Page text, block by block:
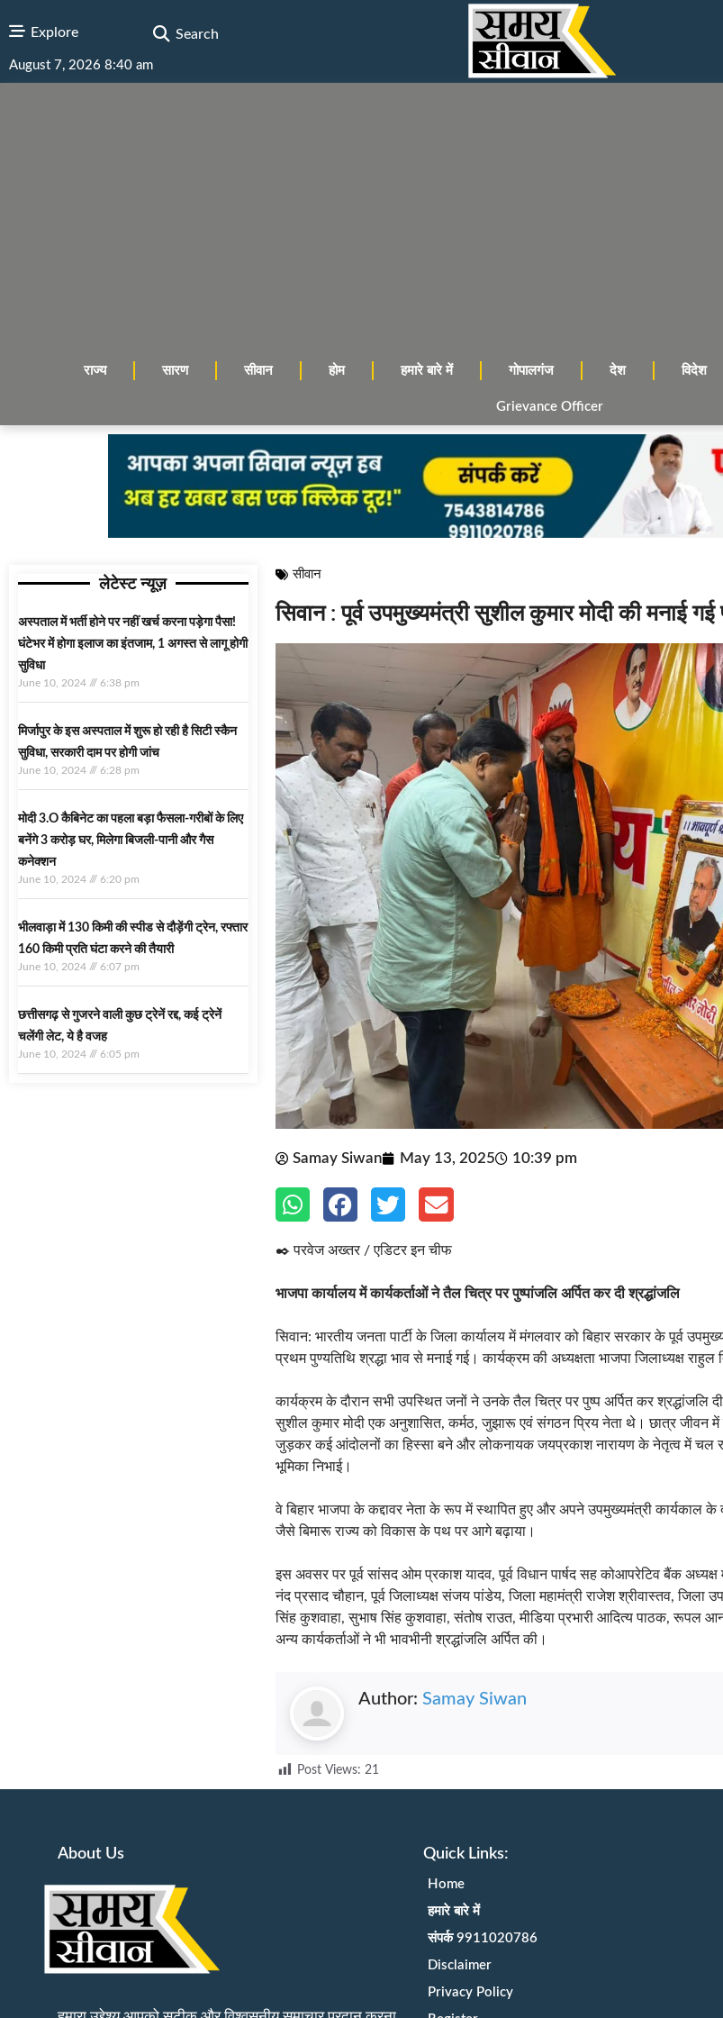
Explore Search
August 7, 2026 8:40 am
राज्य सारण सीवान होम हमारे बारे में गोपालगंज देश विदेश
Grievance Officer
लेटेस्ट न्यूज़
अस्‍पताल में भर्ती होने पर नहीं खर्च करना पड़ेगा पैसा!
घंटेभर में होगा इलाज का इंतजाम, 1 अगस्‍त से लागू होगी
सुविधा
June 10, 2024 6:38 pm
मिर्जापुर के इस अस्पताल में शुरू हो रही है सिटी स्कैन
सुविधा, सरकारी दाम पर होगी जांच
June 10, 2024 6:28 pm
मोदी 3.O कैबिनेट का पहला बड़ा फैसला-गरीबों के ल‍िए
बनेंगे 3 करोड़ घर, म‍िलेगा बिजली-पानी और गैस
कनेक्‍शन
June 10, 2024 6:20 pm
भीलवाड़ा में 130 किमी की स्पीड से दौड़ेंगी ट्रेन, रफ्तार
160 किमी प्रति घंटा करने की तैयारी
June 10, 2024 6:07 pm
छत्तीसगढ़ से गुजरने वाली कुछ ट्रेनें रद्द, कई ट्रेनें
चलेंगी लेट, ये है वजह
June 10, 2024 6:05 pm
सीवान
सिवान : पूर्व उपमुख्यमंत्री सुशील कुमार मोदी की मनाई
Samay Siwan May 13, 2025 10:39 pm
✒️ परवेज अख्तर / एडिटर इन चीफ
भाजपा कार्यालय में कार्यकर्ताओं ने तैल चित्र पर पुष्पांजलि अर्पित कर दी श्रद्धांजलि
सिवान: भारतीय जनता पार्टी के जिला कार्यालय में मंगलवार को बिहार सरकार के पूर्व
प्रथम पुण्यतिथि श्रद्धा भाव से मनाई गई। कार्यक्रम की अध्यक्षता भाजपा जिलाध्यक्ष राहुल
कार्यक्रम के दौरान सभी उपस्थित जनों ने उनके तैल चित्र पर पुष्प अर्पित कर श्रद्धांजलि
सुशील कुमार मोदी एक अनुशासित, कर्मठ, जुझारू एवं संगठन प्रिय नेता थे। छात्र जीवन में वे
जुड़कर कई आंदोलनों का हिस्सा बने और लोकनायक जयप्रकाश नारायण के नेतृत्व में चल
भूमिका निभाई।
वे बिहार भाजपा के कद्दावर नेता के रूप में स्थापित हुए और अपने उपमुख्यमंत्री कार्यकाल के
जैसे बिमारू राज्य को विकास के पथ पर आगे बढ़ाया।
इस अवसर पर पूर्व सांसद ओम प्रकाश यादव, पूर्व विधान पार्षद सह कोआपरेटिव बैंक
नंद प्रसाद चौहान, पूर्व जिलाध्यक्ष संजय पांडेय, जिला महामंत्री राजेश श्रीवास्तव, जिला
सिंह कुशवाहा, सुभाष सिंह कुशवाहा, संतोष राउत, मीडिया प्रभारी आदित्य पाठक,
अन्य कार्यकर्ताओं ने भी भावभीनी श्रद्धांजलि अर्पित की।
Author: Samay Siwan
Post Views: 21
About Us Quick Links:
Home
हमारे बारे में
संपर्क 9911020786
Disclaimer
Privacy Policy